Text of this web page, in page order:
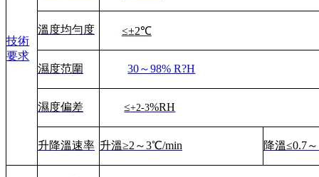
技術
要求
溫度均勻度 ≤±2℃
濕度范圍 30～98% R?H
濕度偏差 ≤+2-3%RH
升降溫速率 升溫≥2 ～3℃/min 降溫≤0.7